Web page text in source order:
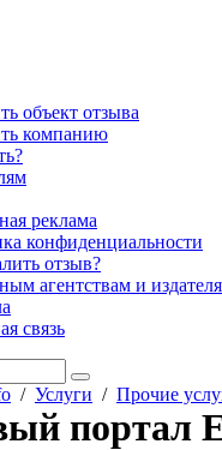
объект отзыва
компанию
реклама
конфиденциальности
отзыв?
агентствам и
связь
/ Услуги / Прочие
портал